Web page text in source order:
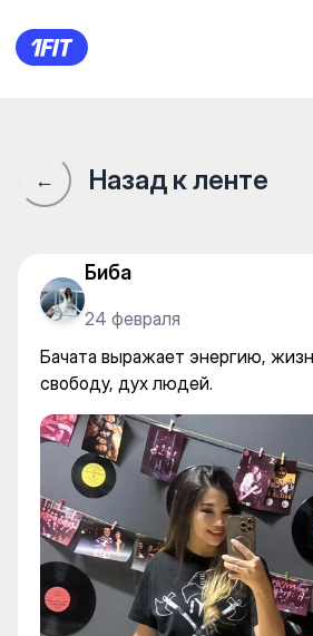
Бачата
← Назад к ленте
Биба
24 февраля
Бачата выражает энергию,
свободу, дух людей.